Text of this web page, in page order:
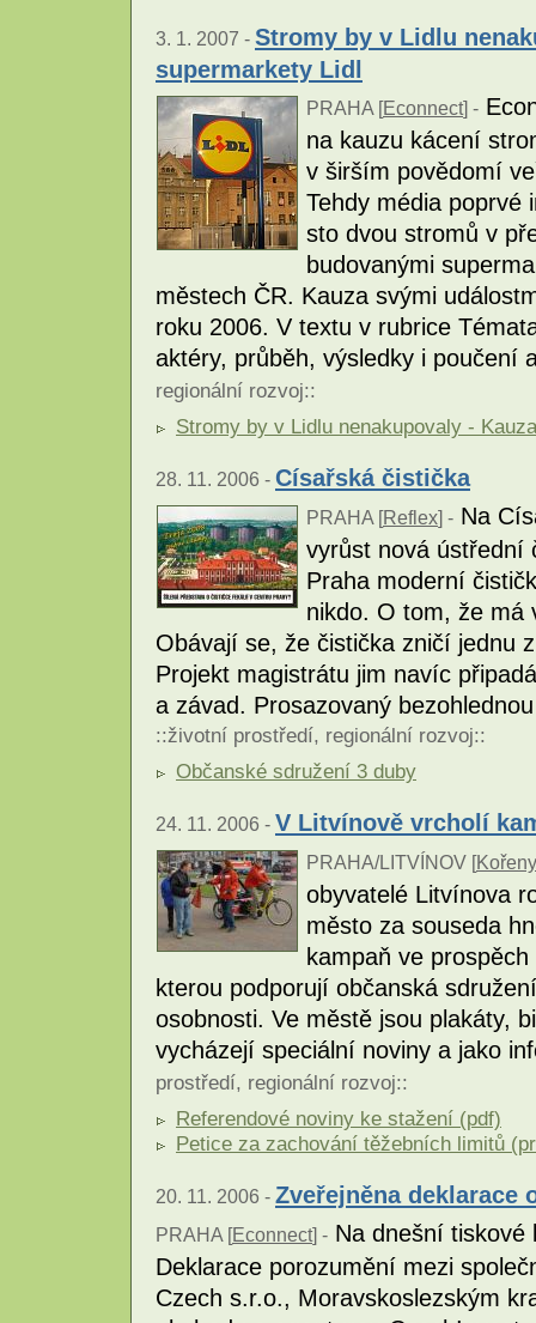
3. 1. 2007 - Stromy by v Lidlu
supermarkety Lidl
PRAHA [Econnect] -
na kauzu kácení
v širším povědomí
Tehdy média poprvé
sto dvou stromů v
budovanými
městech ČR. Kauza svými
roku 2006. V textu v rubrice
aktéry, průběh, výsledky i poučení
regionální rozvoj::
Stromy by v Lidlu nenakupovaly -
28. 11. 2006 - Císařská čistička
PRAHA [Reflex] - Na
vyrůst nová ústřední
Praha moderní
nikdo. O tom, že má
Obávají se, že čistička zničí jednu
Projekt magistrátu jim navíc
a závad. Prosazovaný
::životní prostředí, regionální rozvoj::
Občanské sdružení 3 duby
24. 11. 2006 - V Litvínově vrcholí
PRAHA/LITVÍNOV [
obyvatelé Litvínova
město za souseda
kampaň ve
kterou podporují občanská
osobnosti. Ve městě jsou plakáty,
vycházejí speciální noviny a jako
prostředí, regionální rozvoj::
Referendové noviny ke stažení (pdf)
Petice za zachování těžebních limitů
20. 11. 2006 - Zveřejněna deklarace
PRAHA [Econnect] - Na dnešní tiskové
Deklarace porozumění mezi
Czech s.r.o., Moravskoslezským